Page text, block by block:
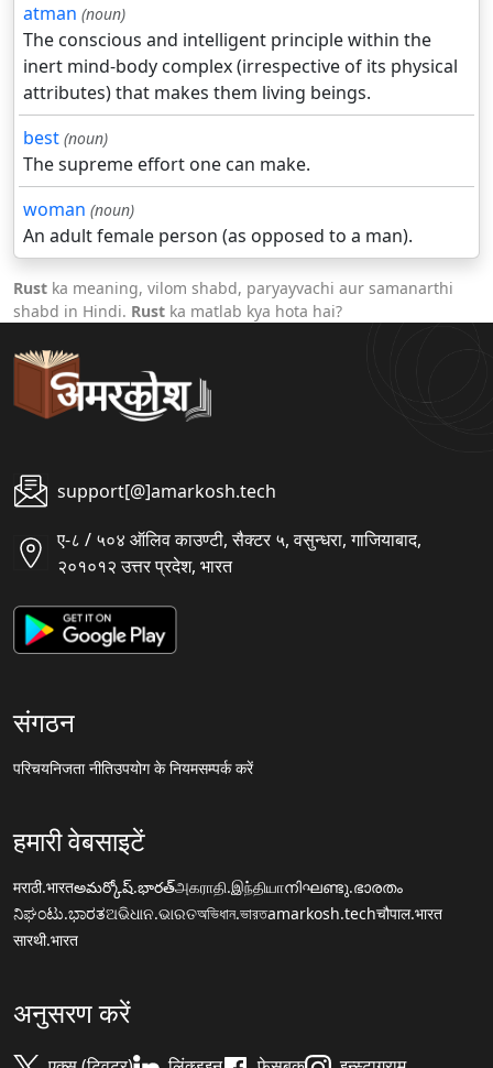
atman (noun)
The conscious and intelligent principle within the
inert mind-body complex (irrespective of its physical
attributes) that makes them living beings.
best (noun)
The supreme effort one can make.
woman (noun)
An adult female person (as opposed to a man).
Rust ka meaning, vilom shabd, paryayvachi aur samanarthi
shabd in Hindi. Rust ka matlab kya hota hai?
support[@]amarkosh.tech
ए-८ / ५०४ ऑलिव काउण्टी, सैक्टर ५, वसुन्धरा, गाजियाबाद,
२०१०१२ उत्तर प्रदेश, भारत
संगठन
परिचयनिजता नीतिउपयोग के नियमसम्पर्क करें
हमारी वेबसाइटें
मराठी.भारतఅమర్కోష్.భారత్அகராதி.இந்தியாനിഘണ്ടു.ഭാരതം
ನಿಘಂಟು.ಭಾರತଅଭିଧାନ.ଭାରତঅভিধান.ভারতamarkosh.techचौपाल.भारत
सारथी.भारत
अनुसरण करें